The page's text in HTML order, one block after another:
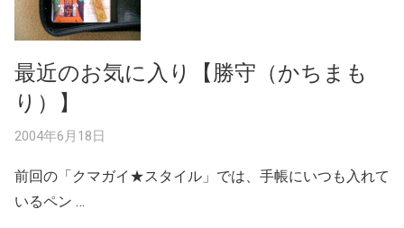
最近のお気に入り【勝守（かちまも
り）】
2004年6月18日
前回の「クマガイ★スタイル」では、手帳にいつも入れて
いるペン …